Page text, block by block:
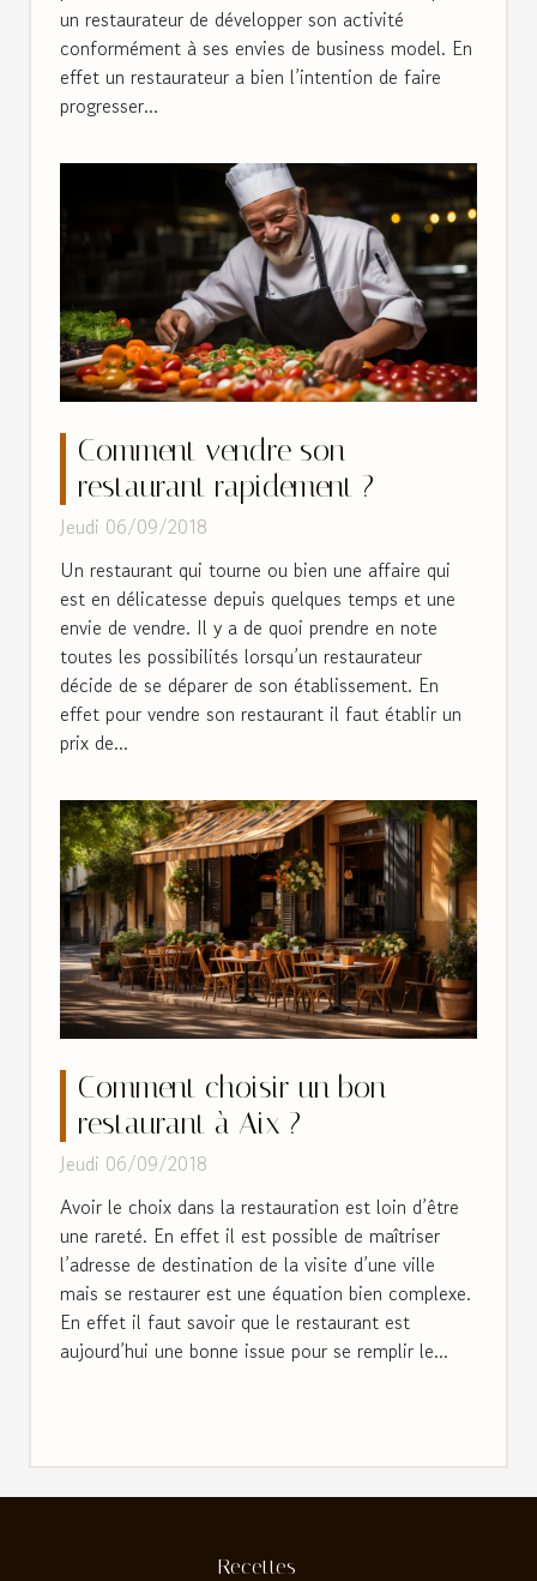
un restaurateur de développer son activité
conformément à ses envies de business model. En
effet un restaurateur a bien l’intention de faire
progresser...
Comment vendre son
restaurant rapidement ?
Jeudi 06/09/2018
Un restaurant qui tourne ou bien une affaire qui
est en délicatesse depuis quelques temps et une
envie de vendre. Il y a de quoi prendre en note
toutes les possibilités lorsqu’un restaurateur
décide de se déparer de son établissement. En
effet pour vendre son restaurant il faut établir un
prix de...
Comment choisir un bon
restaurant à Aix ?
Jeudi 06/09/2018
Avoir le choix dans la restauration est loin d’être
une rareté. En effet il est possible de maîtriser
l’adresse de destination de la visite d’une ville
mais se restaurer est une équation bien complexe.
En effet il faut savoir que le restaurant est
aujourd’hui une bonne issue pour se remplir le...
Recettes